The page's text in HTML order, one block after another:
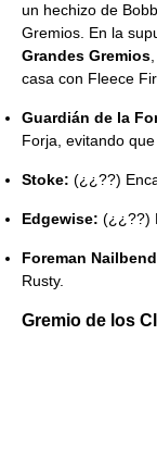
un hechizo de
Gremios. En la
Grandes Gremios
casa con Fleece
Guardián de la
Forja, evitando
Stoke: (¿¿??)
Edgewise: (¿¿??)
Foreman
Rusty.
Gremio de los